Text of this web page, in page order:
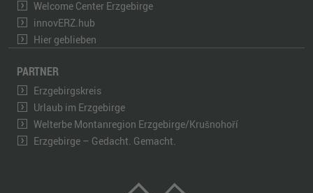
Welcome Center Erzgebirge
innovERZ.hub
Hier geblieben
PARTNER
Erzgebirgskreis
Urlaub im Erzgebirge
Welterbe Montanregion Erzgebirge/Krušnohoří
Erzgebirge – Gedacht. Gemacht.